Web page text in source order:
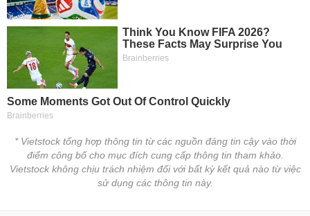
* Vietstock tổng hợp thông tin từ các nguồn đáng tin cậy vào thời
điểm công bố cho mục đích cung cấp thông tin tham khảo.
Vietstock không chịu trách nhiệm đối với bất kỳ kết quả nào từ việc
sử dụng các thông tin này.